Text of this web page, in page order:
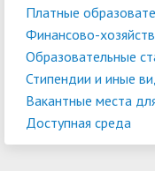
Платные
Финансово-
Образовательные
Стипендии и иные
Вакантные места
Доступная среда